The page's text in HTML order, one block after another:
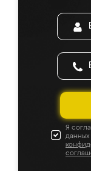
Я